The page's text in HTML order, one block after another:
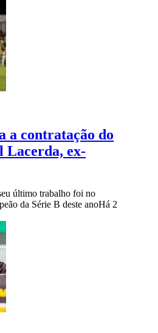
a contratação do
Lacerda, ex-
último trabalho foi no
da Série B deste anoHá 2